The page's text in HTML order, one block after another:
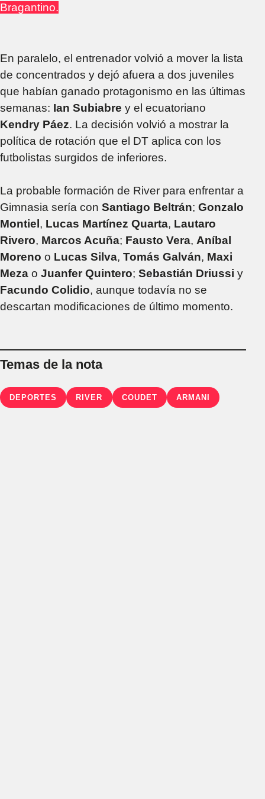
Bragantino.
En paralelo, el entrenador volvió a mover la lista
de concentrados y dejó afuera a dos juveniles
que habían ganado protagonismo en las últimas
semanas: Ian Subiabre y el ecuatoriano
Kendry Páez. La decisión volvió a mostrar la
política de rotación que el DT aplica con los
futbolistas surgidos de inferiores.
La probable formación de River para enfrentar a
Gimnasia sería con Santiago Beltrán; Gonzalo
Montiel , Lucas Martínez Quarta, Lautaro
Rivero, Marcos Acuña; Fausto Vera, Aníbal
Moreno o Lucas Silva, Tomás Galván, Maxi
Meza o Juanfer Quintero; Sebastián Driussi y
Facundo Colidio, aunque todavía no se
descartan modificaciones de último momento.
Temas de la nota
DEPORTES RIVER COUDET ARMANI